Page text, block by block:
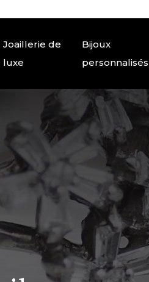
Joaillerie de
luxe
Bijoux
personnalisés